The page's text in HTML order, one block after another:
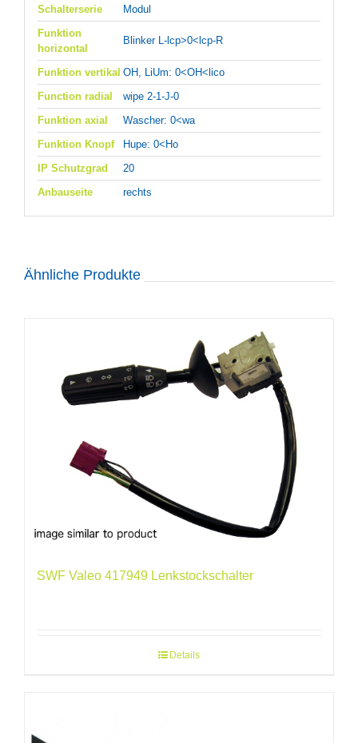
Schalterserie
Modul
Funktion
horizontal
Blinker L-lcp>0<lcp-R
Funktion vertikal OH, LiUm: 0<OH<lico
Function radial
wipe 2-1-J-0
Funktion axial
Wascher: 0<wa
Funktion Knopf
Hupe: 0<Ho
IP Schutzgrad
20
Anbauseite
rechts
Ähnliche Produkte
SWF Valeo 417949 Lenkstockschalter
Details